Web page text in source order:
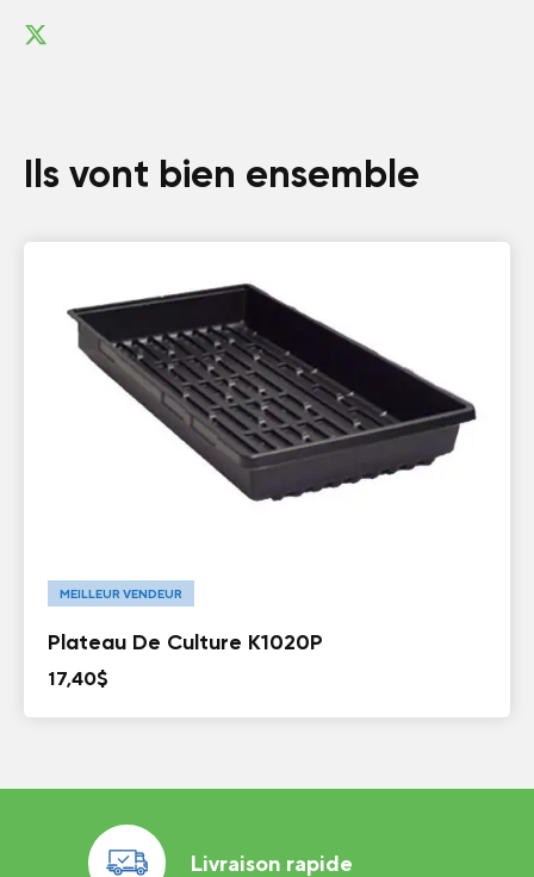
Ils vont bien ensemble
MEILLEUR VENDEUR
Plateau De Culture K1020P
17,40$
Livraison rapide